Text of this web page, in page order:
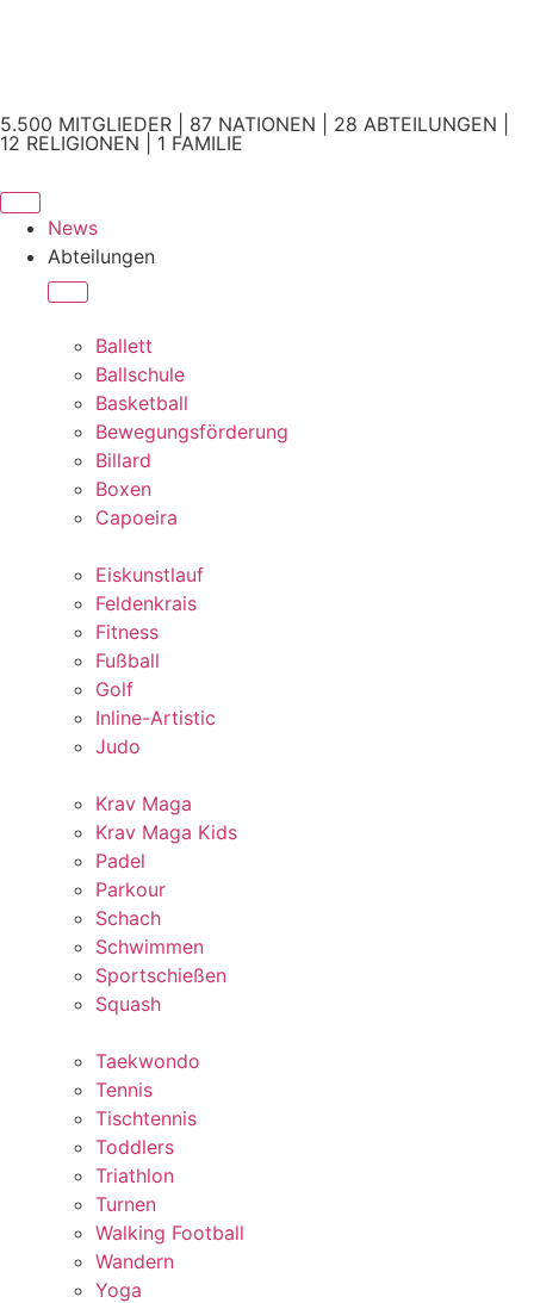
5.500 MITGLIEDER | 87 NATIONEN | 28 ABTEILUNGEN |
12 RELIGIONEN | 1 FAMILIE
News
Abteilungen
Ballett
Ballschule
Basketball
Bewegungsförderung
Billard
Boxen
Capoeira
Eiskunstlauf
Feldenkrais
Fitness
Fußball
Golf
Inline-Artistic
Judo
Krav Maga
Krav Maga Kids
Padel
Parkour
Schach
Schwimmen
Sportschießen
Squash
Taekwondo
Tennis
Tischtennis
Toddlers
Triathlon
Turnen
Walking Football
Wandern
Yoga